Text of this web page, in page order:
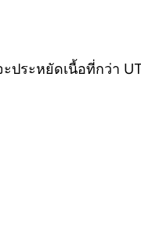
ประหยัดเนื้อที่กว่า